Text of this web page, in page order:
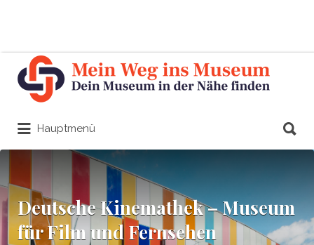
Suchen
nach:
Hauptmenü
nach:
Deutsche Kinemathek – Museum
für Film und Fernsehen